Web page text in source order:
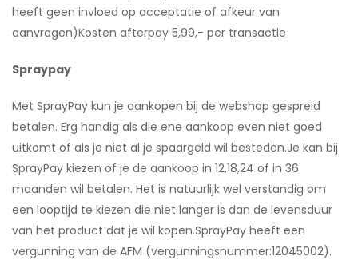
heeft geen invloed op acceptatie of afkeur van
aanvragen)Kosten afterpay 5,99,- per transactie
Spraypay
Met SprayPay kun je aankopen bij de webshop gespreid
betalen. Erg handig als die ene aankoop even niet goed
uitkomt of als je niet al je spaargeld wil besteden.Je kan bij
SprayPay kiezen of je de aankoop in 12,18,24 of in 36
maanden wil betalen. Het is natuurlijk wel verstandig om
een looptijd te kiezen die niet langer is dan de levensduur
van het product dat je wil kopen.SprayPay heeft een
vergunning van de AFM (vergunningsnummer:12045002).